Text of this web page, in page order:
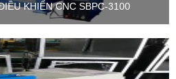
KHIỂN CNC SBPC-3100